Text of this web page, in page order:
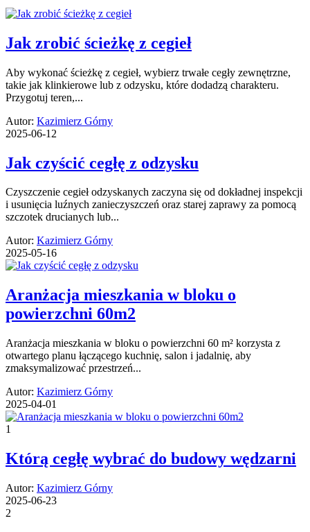
Jak zrobić ścieżkę z cegieł
Aby wykonać ścieżkę z cegieł, wybierz trwałe cegły zewnętrzne,
takie jak klinkierowe lub z odzysku, które dodadzą charakteru.
Przygotuj teren,...
Autor: Kazimierz Górny
2025-06-12
Jak czyścić cegłę z odzysku
Czyszczenie cegieł odzyskanych zaczyna się od dokładnej inspekcji
i usunięcia luźnych zanieczyszczeń oraz starej zaprawy za pomocą
szczotek drucianych lub...
Autor: Kazimierz Górny
2025-05-16
Aranżacja mieszkania w bloku o
powierzchni 60m2
Aranżacja mieszkania w bloku o powierzchni 60 m² korzysta z
otwartego planu łączącego kuchnię, salon i jadalnię, aby
zmaksymalizować przestrzeń...
Autor: Kazimierz Górny
2025-04-01
1
Którą cegłę wybrać do budowy wędzarni
Autor: Kazimierz Górny
2025-06-23
2